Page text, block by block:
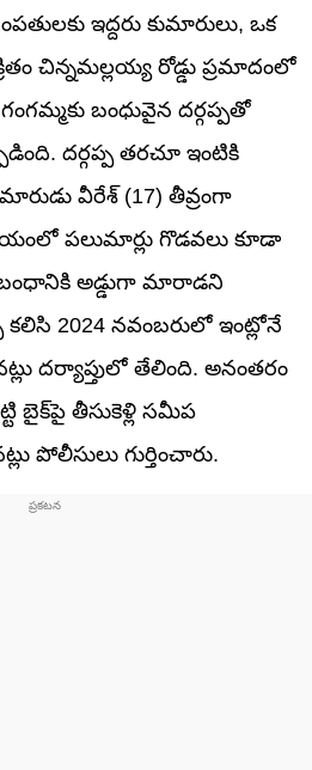
ఇద్దరు కుమారులు, ఒక
చిన్నమల్లయ్య రోడ్డు ప్రమాదంలో
బంధువైన దర్గప్పతో
దర్గప్ప తరచూ ఇంటికి
వీరేశ్ (17) తీవ్రంగా
పలుమార్లు గొడవలు కూడా
అడ్డుగా మారాడని
కలిసి 2024 నవంబరులో ఇంట్లోనే
దర్యాప్తులో తేలింది. అనంతరం
బైక్‌పై తీసుకెళ్లి సమీప
పోలీసులు గుర్తించారు.